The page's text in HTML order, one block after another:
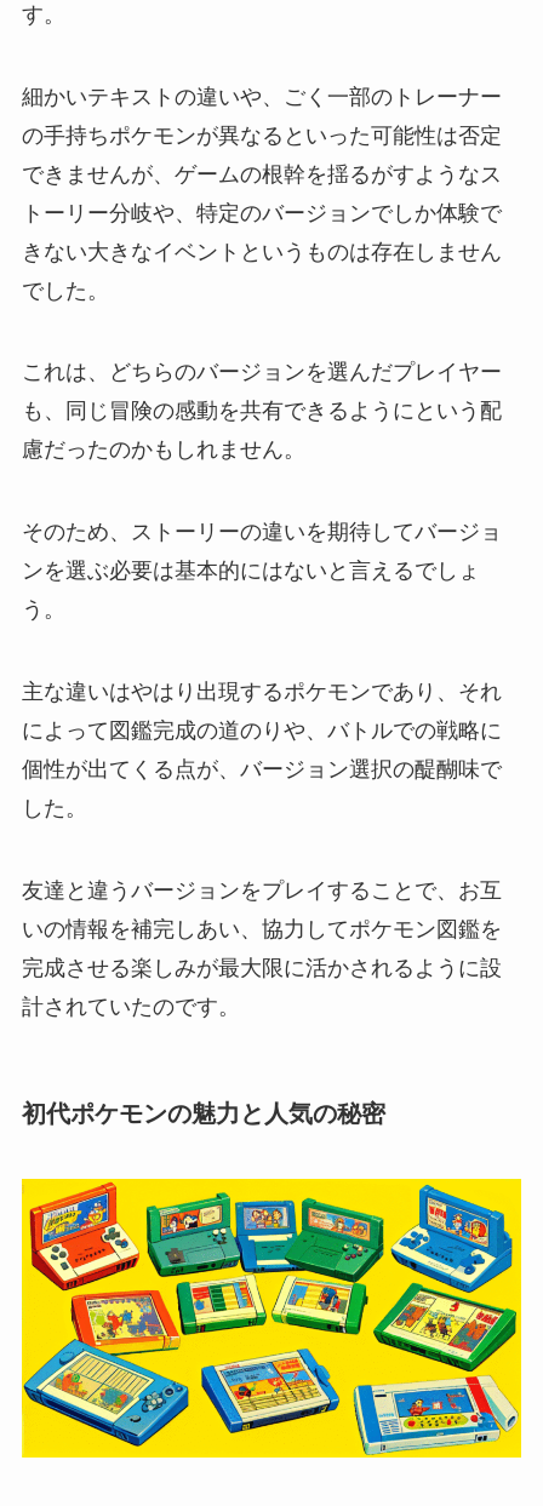
す。
細かいテキストの違いや、ごく一部のトレーナー
の手持ちポケモンが異なるといった可能性は否定
できませんが、ゲームの根幹を揺るがすようなス
トーリー分岐や、特定のバージョンでしか体験で
きない大きなイベントというものは存在しません
でした。
これは、どちらのバージョンを選んだプレイヤー
も、同じ冒険の感動を共有できるようにという配
慮だったのかもしれません。
そのため、ストーリーの違いを期待してバージョ
ンを選ぶ必要は基本的にはないと言えるでしょ
う。
主な違いはやはり出現するポケモンであり、それ
によって図鑑完成の道のりや、バトルでの戦略に
個性が出てくる点が、バージョン選択の醍醐味で
した。
友達と違うバージョンをプレイすることで、お互
いの情報を補完しあい、協力してポケモン図鑑を
完成させる楽しみが最大限に活かされるように設
計されていたのです。
初代ポケモンの魅力と人気の秘密